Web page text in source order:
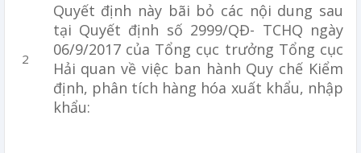
Quyết định này bãi bỏ các nội dung sau
tại Quyết định số 2999/QĐ- TCHQ ngày
06/9/2017 của Tổng cục trưởng Tổng cục
Hải quan về việc ban hành Quy chế Kiểm
định, phân tích hàng hóa xuất khẩu, nhập
khẩu: